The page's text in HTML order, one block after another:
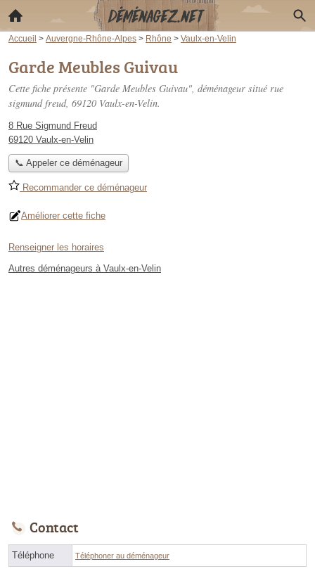
Accueil > Auvergne-Rhône-Alpes > Rhône > Vaulx-en-Velin
Garde Meubles Guivau
Cette fiche présente "Garde Meubles Guivau", déménageur situé rue
sigmund freud, 69120 Vaulx-en-Velin.
8 Rue Sigmund Freud
69120 Vaulx-en-Velin
📞 Appeler ce déménageur
Recommander ce déménageur
Améliorer cette fiche
Renseigner les horaires
Autres déménageurs à Vaulx-en-Velin
Contact
Téléphone Téléphoner au déménageur